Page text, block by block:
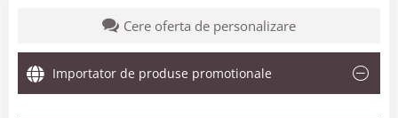
Cere oferta de personalizare
Importator de produse promotionale